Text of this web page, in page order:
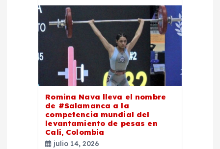
Romina Nava lleva el nombre
de #Salamanca a la
competencia mundial del
levantamiento de pesas en
Cali, Colombia
julio 14, 2026